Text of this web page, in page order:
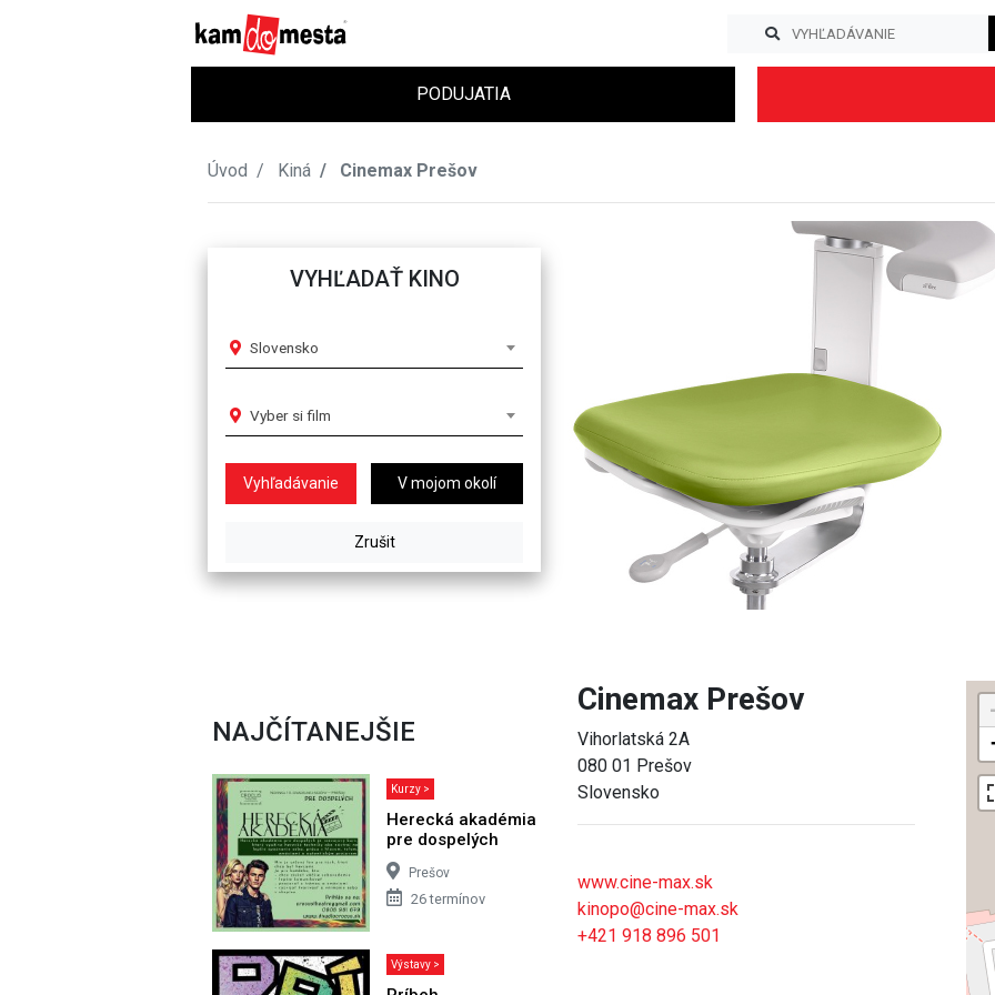
PODUJATIA
Úvod Kiná Cinemax Prešov
VYHĽADAŤ KINO
Slovensko
Vyber si film
V mojom okolí
Previous
NAJČÍTANEJŠIE
Kurzy >
Herecká akadémia
pre dospelých
Prešov
26 termínov
Výstavy >
Cinemax Prešov
Vihorlatská 2A
080 01 Prešov
Slovensko
www.cine-max.sk
kinopo@cine-max.sk
+421 918 896 501